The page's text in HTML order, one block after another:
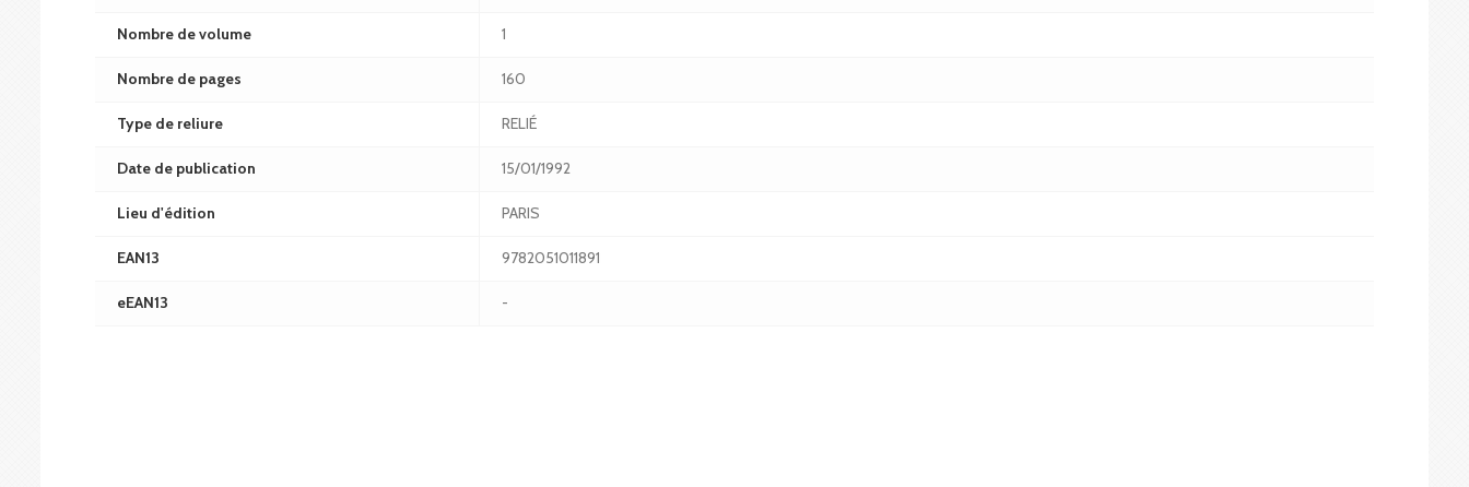
Nombre de volume 1
Nombre de pages 160
Type de reliure RELIÉ
Date de publication 15/01/1992
Lieu d'édition PARIS
EAN13 9782051011891
eEAN13 -